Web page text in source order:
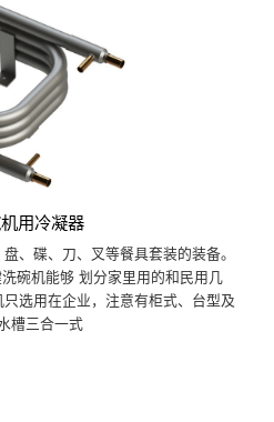
用冷凝器
、碟、刀、叉等餐具套装的装备。
碗机能够 划分家里用的和民用几
选用在企业，注意有柜式、台型及
槽三合一式